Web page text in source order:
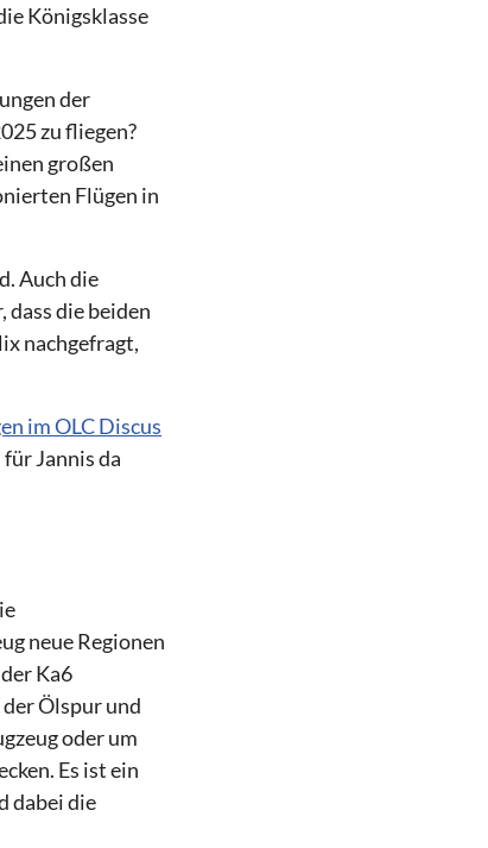
Königsklasse
der
zu fliegen?
großen
Flügen in
Auch die
die beiden
nachgefragt,
im OLC Discus
Jannis da
neue Regionen
Ka6
Ölspur und
oder um
Es ist ein
dabei die